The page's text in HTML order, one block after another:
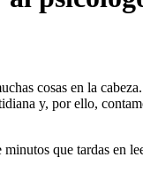
cosas en la
y, por ello,
que tardas en